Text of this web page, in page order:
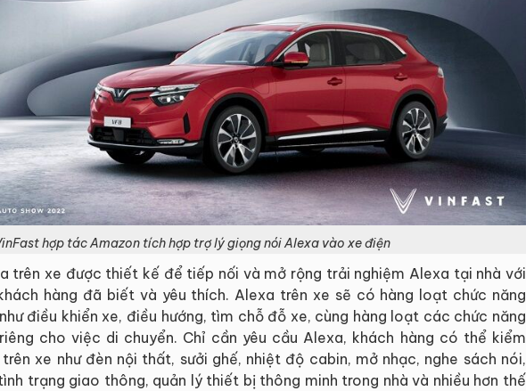
hợp tác Amazon tích hợp trợ lý giọng nói Alexa vào xe điện
trên xe được thiết kế để tiếp nối và mở rộng trải nghiệm Alexa tại nhà với
hàng đã biết và yêu thích. Alexa trên xe sẽ có hàng loạt chức năng
điều khiển xe, điều hướng, tìm chỗ đỗ xe, cùng hàng loạt các chức năng
cho việc di chuyển. Chỉ cần yêu cầu Alexa, khách hàng có thể kiểm
xe như đèn nội thất, sưởi ghế, nhiệt độ cabin, mở nhạc, nghe sách nói,
trạng giao thông, quản lý thiết bị thông minh trong nhà và nhiều hơn thế